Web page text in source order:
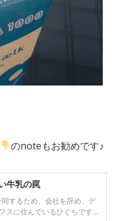
のnoteもお勧めです♪